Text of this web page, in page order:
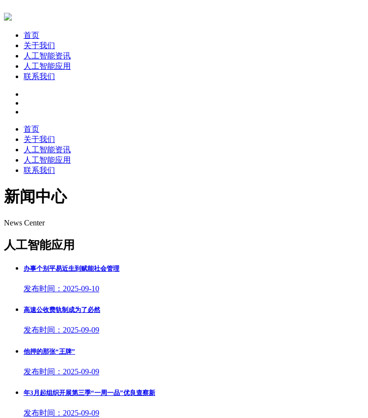
首页
关于我们
人工智能资讯
人工智能应用
联系我们
首页
关于我们
人工智能资讯
人工智能应用
联系我们
新闻中心
News Center
人工智能应用
办事个别平易近生到赋能社会管理
发布时间：2025-09-10
高速公收费轨制成为了必然
发布时间：2025-09-09
他押的那张“王牌”
发布时间：2025-09-09
年3月起组织开展第三季“一周一品”优良查察新
发布时间：2025-09-09